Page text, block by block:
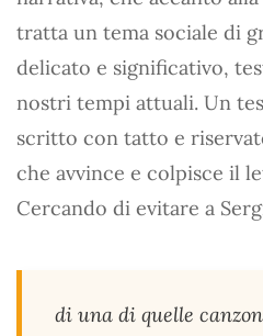
tratta un tema sociale di
delicato e significativo,
nostri tempi attuali. Un
scritto con tatto e
che avvince e colpisce il
Cercando di evitare a
di una di quelle